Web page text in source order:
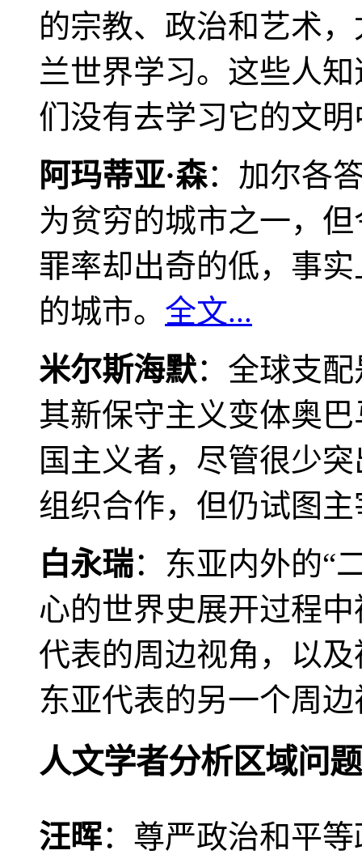
的宗教、政治和艺术
兰世界学习。这些人
们没有去学习它的文
阿玛蒂亚·森：加尔各
为贫穷的城市之一，
罪率却出奇的低，事
的城市。 全文...
米尔斯海默：全球支
其新保守主义变体奥
国主义者，尽管很少
组织合作，但仍试图
白永瑞：东亚内外的“
心的世界史展开过程
代表的周边视角，以
东亚代表的另一个周
人文学者分析区域问题
汪晖：尊严政治和平